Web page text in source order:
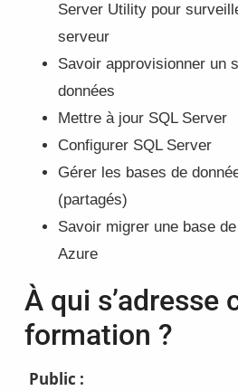
Server Utility pour
serveur
Savoir approvisionner un
données
Mettre à jour SQL Server
Configurer SQL Server
Gérer les bases de
(partagés)
Savoir migrer une base
Azure
À qui s’adresse
formation ?
Public :